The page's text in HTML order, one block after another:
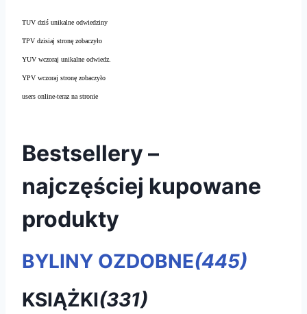
TUV dziś unikalne odwiedziny
TPV dzisiaj stronę zobaczyło
YUV wczoraj unikalne odwiedz.
YPV wczoraj stronę zobaczyło
users online-teraz na stronie
Bestsellery –
najczęściej kupowane
produkty
BYLINY OZDOBNE(445)
KSIĄŻKI(331)